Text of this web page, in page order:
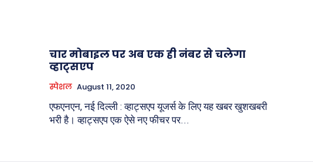
चार मोबाइल पर अब एक ही नंबर से चलेगा
व्हाट्सएप
स्पेशल August 11, 2020
एफएनएन, नई दिल्ली : व्हाट्सएप यूजर्स के लिए यह खबर खुशखबरी
भरी है। व्हाट्सएप एक ऐसे नए फीचर पर...